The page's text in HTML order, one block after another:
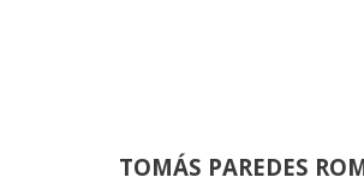
TOMÁS PAREDES